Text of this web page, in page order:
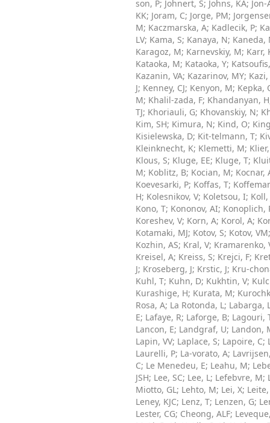
son, P; Johnert, S; Johns, KA;
KK; Joram, C; Jorge, PM;
M; Kaczmarska, A; Kadlecik, P;
LV; Kama, S; Kanaya, N; Kaneda,
Karagoz, M; Karnevskiy, M; Karr,
Kataoka, M; Kataoka, Y;
Kazanin, VA; Kazarinov, MY;
J; Kenney, CJ; Kenyon, M; Kepka,
M; Khalil-zada, F; Khandanyan, H
TJ; Khoriauli, G; Khovanskiy, N;
Kim, SH; Kimura, N; Kind, O;
Kisielewska, D; Kit-telmann, T;
Kleinknecht, K; Klemetti, M;
Klous, S; Kluge, EE; Kluge, T;
M; Koblitz, B; Kocian, M; Kocnar,
Koevesarki, P; Koffas, T;
H; Kolesnikov, V; Koletsou, I; Koll,
Kono, T; Kononov, AI; Konoplich,
Koreshev, V; Korn, A; Korol, A;
Kotamaki, MJ; Kotov, S; Kotov, VM
Kozhin, AS; Kral, V; Kramarenko,
Kreisel, A; Kreiss, S; Krejci, F;
J; Kroseberg, J; Krstic, J; Kru-
Kuhl, T; Kuhn, D; Kukhtin, V;
Kurashige, H; Kurata, M;
Rosa, A; La Rotonda, L; Labarga,
E; Lafaye, R; Laforge, B; Lagouri,
Lancon, E; Landgraf, U; Landon,
Lapin, VV; Laplace, S; Lapoire, C;
Laurelli, P; La-vorato, A;
C; Le Menedeu, E; Leahu, M;
JSH; Lee, SC; Lee, L; Lefebvre, M;
Miotto, GL; Lehto, M; Lei, X;
Leney, KJC; Lenz, T; Lenzen, G;
Lester, CG; Cheong, ALF;